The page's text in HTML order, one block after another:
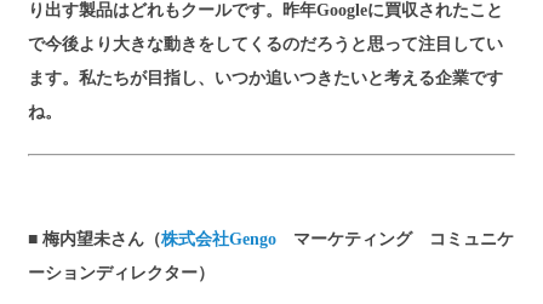
り出す製品はどれもクールです。昨年Googleに買収されたこと
で今後より大きな動きをしてくるのだろうと思って注目してい
ます。私たちが目指し、いつか追いつきたいと考える企業です
ね。
■ 梅内望未さん（株式会社Gengo マーケティング コミュニケ
ーションディレクター）